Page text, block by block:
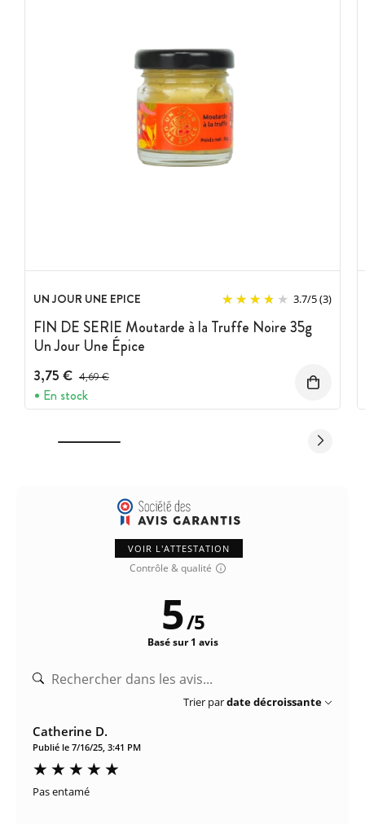
UN JOUR UNE EPICE 3.7/5(3)
FIN DE SERIE Moutarde à la Truffe Noire 35g
Un Jour Une Épice
3,75 € Prix avant réduction :
4,69 €
En stock
VOIR L'ATTESTATION
Contrôle & qualité
5/5
Basé sur 1 avis
Trier pardate décroissante
Catherine D.
Publié le 7/16/25, 3:41 PM
Pas entamé